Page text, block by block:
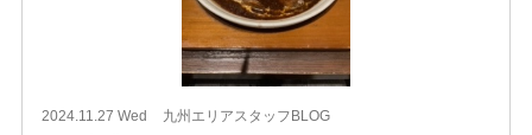
2024.11.27 Wed 九州エリアスタッフBLOG